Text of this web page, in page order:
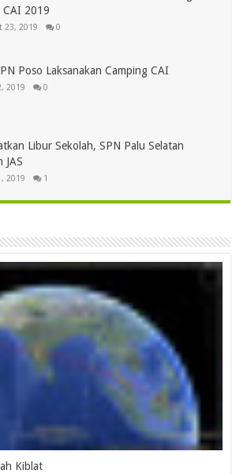
CAI 2019
23, 2019 0
Poso Laksanakan Camping CAI
2019 0
Libur Sekolah, SPN Palu Selatan
JAS
2019 1
Kiblat